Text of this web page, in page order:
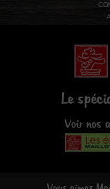
Le
Voir nos